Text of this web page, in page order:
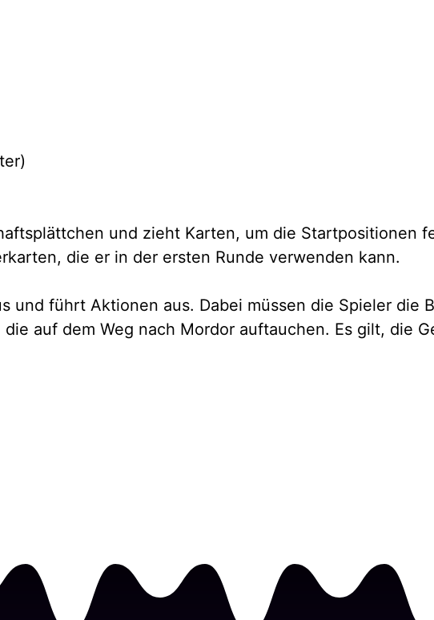
und zieht Karten, um die Startpositionen
die er in der ersten Runde verwenden kann.
und führt Aktionen aus. Dabei müssen die Spieler die
auf dem Weg nach Mordor auftauchen. Es gilt, die